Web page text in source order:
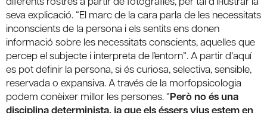
seva explicació. “El marc de la cara parla de les necessitats
inconscients de la persona i els sentits ens donen
informació sobre les necessitats conscients, aquelles que
percep el subjecte i interpreta de l’entorn”. A partir d’aquí
es pot definir la persona, si és curiosa, selectiva, sensible,
reservada o expansiva. A través de la morfopsicologia
podem conèixer millor les persones. “Però no és una
disciplina determinista, ja que els éssers vius estem en